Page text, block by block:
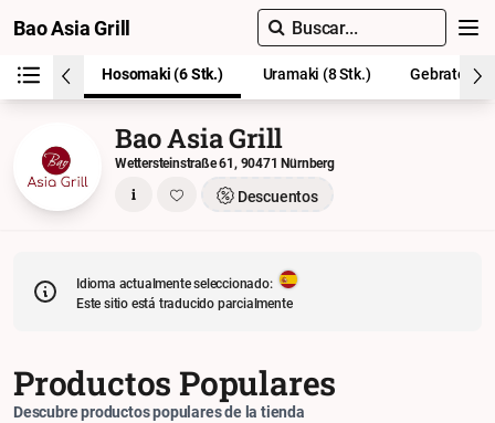
Bao Asia Grill Buscar...
Bao Asia Grill
Wettersteinstraße 61, 90471 Nürnberg
Descuentos
Hanoi Hosomaki (6 Stk.) Uramaki (8 Stk.) Gebratene
Idioma actualmente seleccionado:
Este sitio está traducido parcialmente
Productos Populares
Descubre productos populares de la tienda